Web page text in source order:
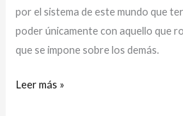
por el sistema de este mundo que
poder únicamente con aquello que
que se impone sobre los demás.
Leer más »